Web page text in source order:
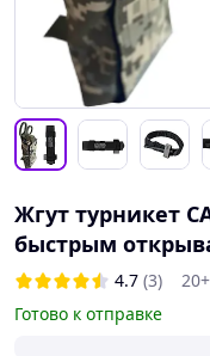
Жгут турникет
быстрым
4.7 (3)
Готово к отправке